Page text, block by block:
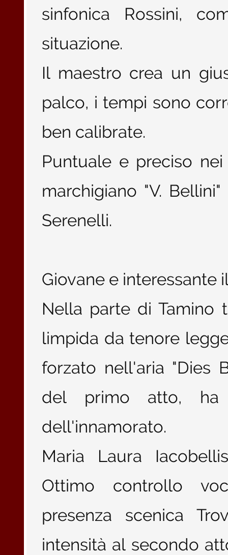
sinfonica Rossini,
situazione.
Il maestro crea un
palco, i tempi sono
ben calibrate.
Puntuale e preciso
marchigiano "V.
Serenelli.
Giovane e interessante
Nella parte di Tamino
limpida da tenore
forzato nell'aria "Dies
del primo atto, ha
dell'innamorato.
Maria Laura
Ottimo controllo
presenza scenica
intensità al secondo